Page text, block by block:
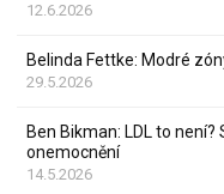
12.6.2026
Belinda Fettke: Modré
29.5.2026
Ben Bikman: LDL to
onemocnění
14.5.2026